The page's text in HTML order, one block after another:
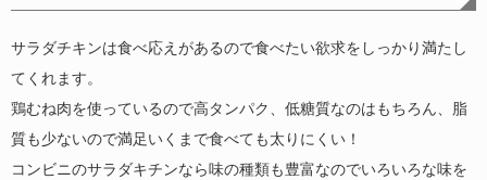
サラダチキンは食べ応えがあるので食べたい欲求をしっかり満たし
てくれます。
鶏むね肉を使っているので高タンパク、低糖質なのはもちろん、脂
質も少ないので満足いくまで食べても太りにくい！
コンビニのサラダキチンなら味の種類も豊富なのでいろいろな味を